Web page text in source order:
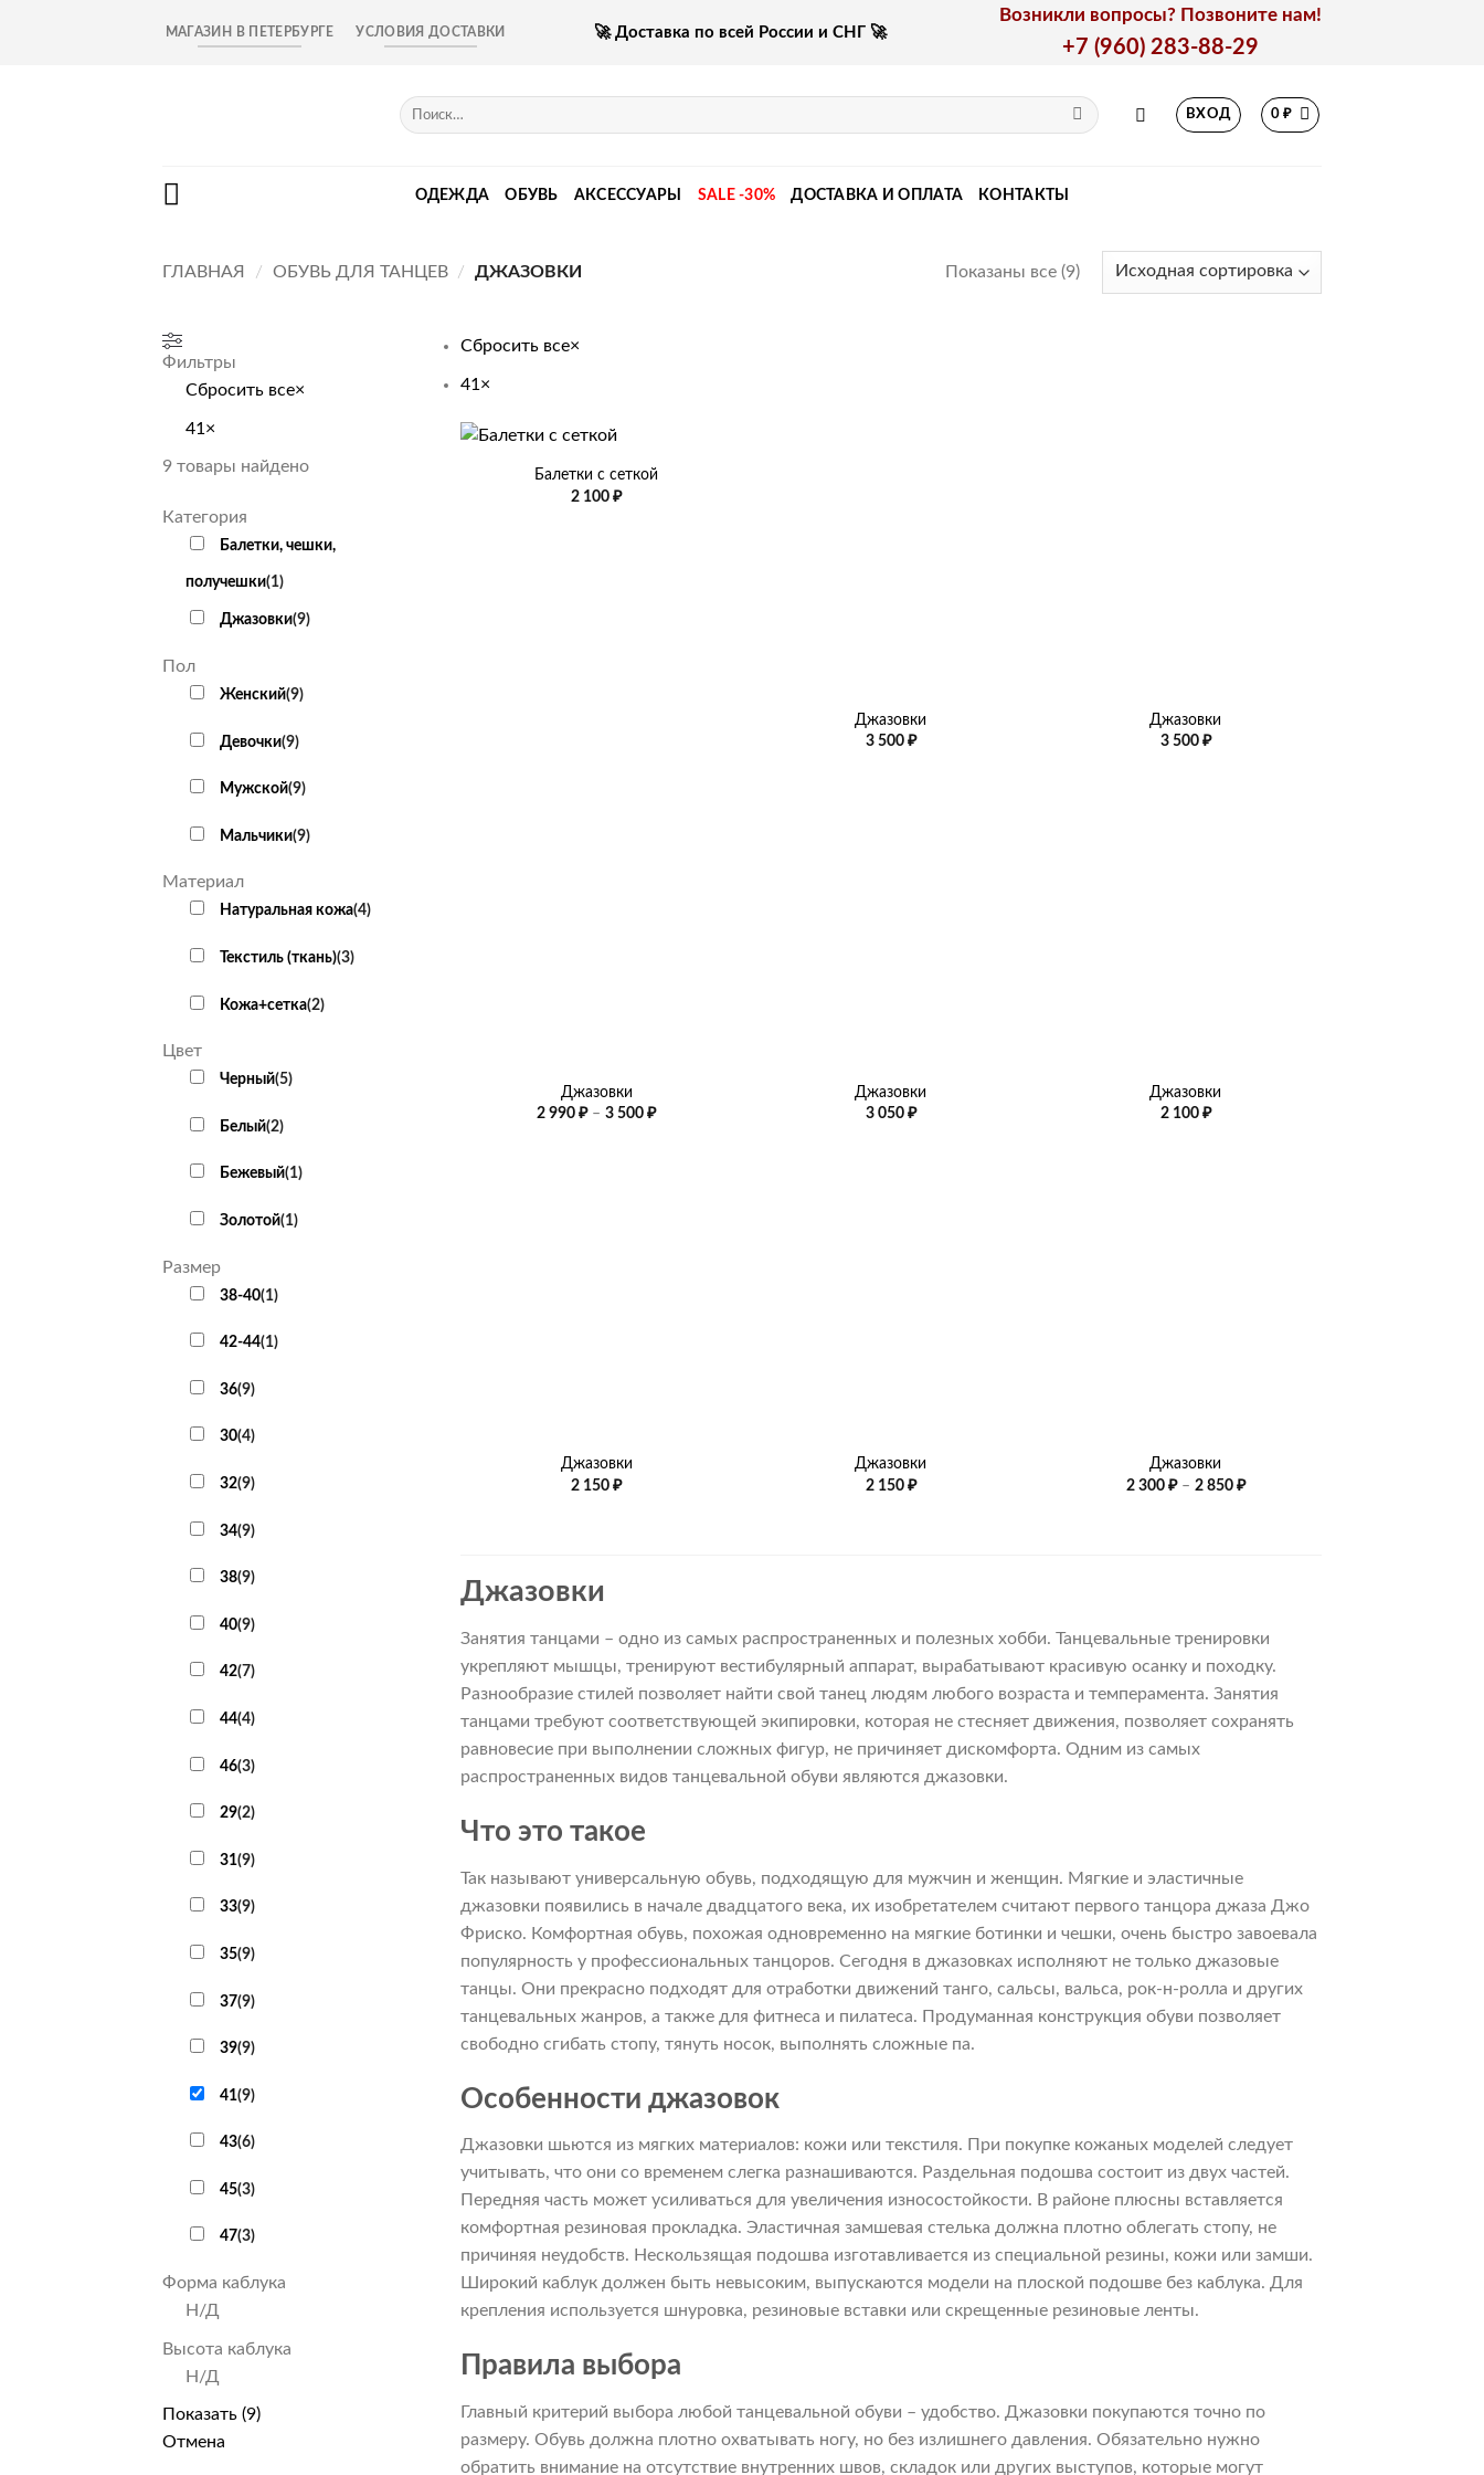
МАГАЗИН В ПЕТЕРБУРГЕ УСЛОВИЯ ДОСТАВКИ 🚀 Доставка по всей России и СНГ 🚀
Возникли вопросы? Позвоните нам!
+7 (960) 283-88-29
Искать:
ВХОД 0₽
ОДЕЖДА ОБУВЬ АКСЕССУАРЫ SALE -30% ДОСТАВКА И ОПЛАТА КОНТАКТЫ
ГЛАВНАЯ / ОБУВЬ ДЛЯ ТАНЦЕВ / ДЖАЗОВКИ Показаны все (9)
Фильтры
Сбросить все×
41 ×
9 товары найдено
Категория
Балетки, чешки,
получешки(1)
Джазовки(9)
Пол
Женский(9)
Девочки(9)
Мужской(9)
Мальчики(9)
Материал
Натуральная кожа(4)
Текстиль (ткань)(3)
Кожа+сетка(2)
Цвет
Черный(5)
Белый(2)
Бежевый(1)
Золотой(1)
Размер
38-40(1)
42-44(1)
36(9)
30(4)
32(9)
34(9)
38(9)
40(9)
42(7)
44(4)
46(3)
29(2)
31(9)
33(9)
35(9)
37(9)
39(9)
41(9)
43(6)
45(3)
47(3)
Форма каблука
Н/Д
Высота каблука
Н/Д
Показать (9)
Отмена
Сбросить все×
41 ×
+
Балетки с сеткой
2 100₽
Джазовки
3 500 ₽
Джазовки
3 500 ₽
Джазовки
2 990₽ – 3 500₽Диапазон
Джазовки
3 050 ₽
Джазовки
2 100 ₽
Джазовки
2 150₽
Джазовки
2 150 ₽
Джазовки
2 300 ₽ – 2 850 ₽Диапазон
Джазовки
Занятия танцами – одно из самых распространенных и полезных хобби. Танцевальные тренировки
укрепляют мышцы, тренируют вестибулярный аппарат, вырабатывают красивую осанку и походку.
Разнообразие стилей позволяет найти свой танец людям любого возраста и темперамента. Занятия
танцами требуют соответствующей экипировки, которая не стесняет движения, позволяет сохранять
равновесие при выполнении сложных фигур, не причиняет дискомфорта. Одним из самых
распространенных видов танцевальной обуви являются джазовки.
Что это такое
Так называют универсальную обувь, подходящую для мужчин и женщин. Мягкие и эластичные
джазовки появились в начале двадцатого века, их изобретателем считают первого танцора джаза Джо
Фриско. Комфортная обувь, похожая одновременно на мягкие ботинки и чешки, очень быстро завоевала
популярность у профессиональных танцоров. Сегодня в джазовках исполняют не только джазовые
танцы. Они прекрасно подходят для отработки движений танго, сальсы, вальса, рок-н-ролла и других
танцевальных жанров, а также для фитнеса и пилатеса. Продуманная конструкция обуви позволяет
свободно сгибать стопу, тянуть носок, выполнять сложные па.
Особенности джазовок
Джазовки шьются из мягких материалов: кожи или текстиля. При покупке кожаных моделей следует
учитывать, что они со временем слегка разнашиваются. Раздельная подошва состоит из двух частей.
Передняя часть может усиливаться для увеличения износостойкости. В районе плюсны вставляется
комфортная резиновая прокладка. Эластичная замшевая стелька должна плотно облегать стопу, не
причиняя неудобств. Нескользящая подошва изготавливается из специальной резины, кожи или замши.
Широкий каблук должен быть невысоким, выпускаются модели на плоской подошве без каблука. Для
крепления используется шнуровка, резиновые вставки или скрещенные резиновые ленты.
Правила выбора
Главный критерий выбора любой танцевальной обуви – удобство. Джазовки покупаются точно по
размеру. Обувь должна плотно охватывать ногу, но без излишнего давления. Обязательно нужно
обратить внимание на отсутствие внутренних швов, складок или других выступов, которые могут